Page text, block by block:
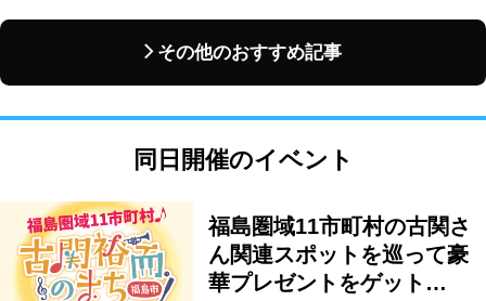
その他のおすすめ記事
同日開催のイベント
福島圏域11市町村の古関さ
ん関連スポットを巡って豪
華プレゼントをゲット…